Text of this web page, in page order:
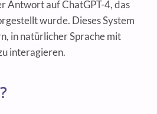
Antwort auf ChatGPT-4, das
wurde. Dieses System
in natürlicher Sprache mit
interagieren.